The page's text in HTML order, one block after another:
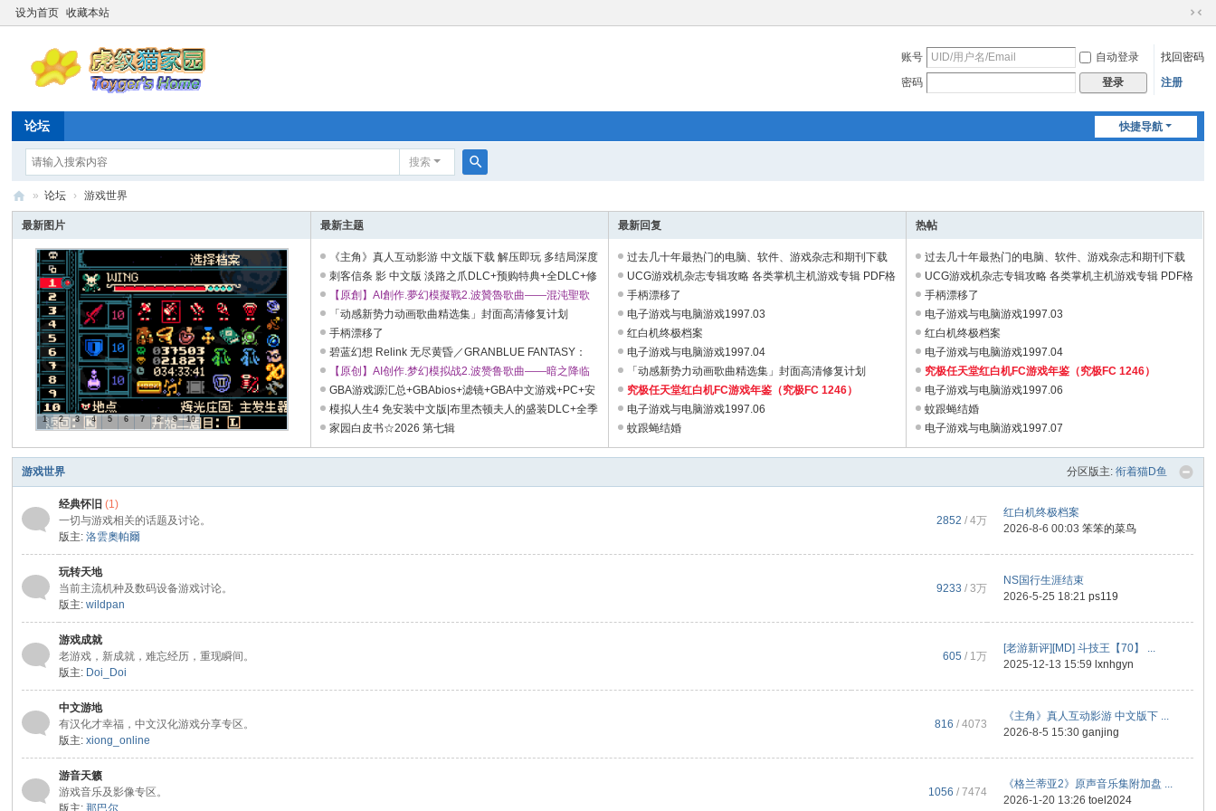
设为首页 收藏本站
切
到
账号 自动登录
找回密码
密码
登录 注册
快捷导航
论坛
搜索
索
虎
» 论坛 › 游戏世界
最新图片
1 2 3 4 5 6 7 8 9 10
最新主题
《主角》真人互动影游 中文版下载 解压即玩 多结局深度
角色扮演 ...
刺客信条 影 中文版 淡路之爪DLC+预购特典+全DLC+修
改器 解压即玩 【非虚拟机版】 ...
【原創】AI創作.夢幻模擬戰2.波贊魯歌曲——混沌聖歌
(粵語)「动感新势力动画歌曲精选集」封面高清修复计划
手柄漂移了
碧蓝幻想 Relink 无尽黄昏／GRANBLUE FANTASY：
Relink V2.0.3+全DLC [120GB][百度/夸] ...
【原创】AI创作.梦幻模拟战2.波赞鲁歌曲——暗之降临
(国语)
GBA游戏源汇总+GBAbios+滤镜+GBA中文游戏+PC+安
卓GBA汉化模拟器
模拟人生4 免安装中文版|布里杰顿夫人的盛装DLC+全季
票+全DLC+全资料片|解压即撸 ...
家园白皮书☆2026 第七辑
最新回复
过去几十年最热门的电脑、软件、游戏杂志和期刊下载
都是绝版停刊的电子PDF电子书1T ...
UCG游戏机杂志专辑攻略 各类掌机主机游戏专辑 PDF格
式手柄漂移了
电子游戏与电脑游戏1997.03
红白机终极档案
电子游戏与电脑游戏1997.04
「动感新势力动画歌曲精选集」封面高清修复计划
究极任天堂红白机FC游戏年鉴（究极FC 1246）
电子游戏与电脑游戏1997.06
蚊跟蝇结婚
热帖
过去几十年最热门的电脑、软件、游戏杂志和期刊下载
都是绝版停刊的电子PDF电子书1T ...
UCG游戏机杂志专辑攻略 各类掌机主机游戏专辑 PDF格
式手柄漂移了
电子游戏与电脑游戏1997.03
红白机终极档案
电子游戏与电脑游戏1997.04
究极任天堂红白机FC游戏年鉴（究极FC 1246）
电子游戏与电脑游戏1997.06
蚊跟蝇结婚
电子游戏与电脑游戏1997.07
分区版主: 衔着猫D鱼
游戏世界
经典怀旧 (1)
一切与游戏相关的话题及讨论。
版主:洛雲奧帕爾
2852 /4万
红白机终极档案
2026-8-6 00:03笨笨的菜鸟
玩转天地
当前主流机种及数码设备游戏讨论。
版主:wildpan
9233 /3万
NS国行生涯结束
2026-5-25 18:21ps119
游戏成就
老游戏，新成就，难忘经历，重现瞬间。
版主: Doi_Doi
605 / 1万
[老游新评][MD] 斗技王【70】 ...
2025-12-13 15:59 lxnhgyn
中文游地
有汉化才幸福，中文汉化游戏分享专区。
版主:xiong_online
816 / 4073
《主角》真人互动影游 中文版下 ...
2026-8-5 15:30ganjing
游音天籁
游戏音乐及影像专区。
版主:那巴尔
1056 / 7474
《格兰蒂亚2》原声音乐集附加盘 ...
2026-1-20 13:26toel2024